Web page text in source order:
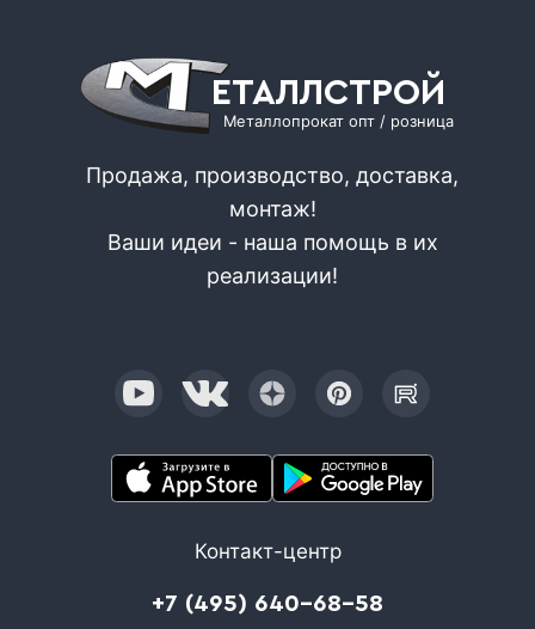
ЕТАЛЛСТРОЙ
Металлопрокат опт / розница
Продажа, производство, доставка,
монтаж!
Ваши идеи - наша помощь в их
реализации!
Контакт-центр
+7 (495) 640-68-58